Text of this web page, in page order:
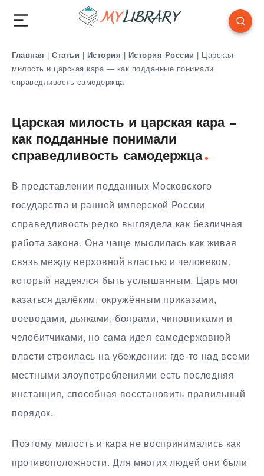
Главная | Статьи | История | История России | Царская
милость и царская кара — как подданные понимали
справедливость самодержца
Царская милость и царская кара —
как подданные понимали
справедливость самодержца
В представлении подданных Московского
государства и ранней имперской России
справедливость редко выглядела как безличная
работа закона. Она чаще мыслилась как живая
связь между верховной властью и человеком,
который надеялся быть услышанным. Царь мог
казаться далёким, окружённым приказами,
воеводами, дьяками, боярами, чиновниками и
челобитчиками, но сама идея самодержавной
власти строилась на убеждении: где-то над всеми
местными злоупотреблениями есть последняя
инстанция, способная восстановить правильный
порядок.
Поэтому милость и кара не воспринимались как
противоположности. Для многих людей они были